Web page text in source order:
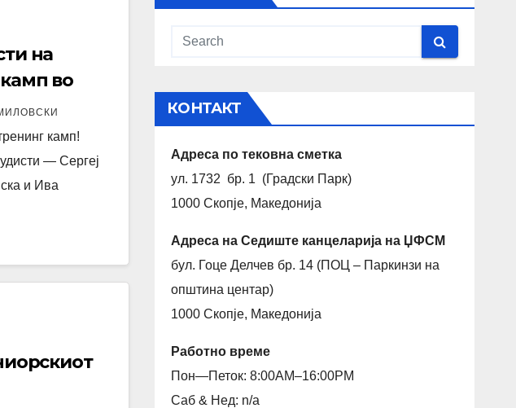
на
во
камп!
— Сергеј
и Ива
КОНТАКТ
Адреса по тековна сметка
ул. 1732 бр. 1 (Градски Парк)
1000 Скопје, Македонија
Адреса на Седиште канцеларија на ЏФСМ
бул. Гоце Делчев бр. 14 (ПОЦ – Паркинзи на
општина центар)
1000 Скопје, Македонија
Работно време
Пон—Петок: 8:00AM–16:00PM
Саб & Нед: n/a